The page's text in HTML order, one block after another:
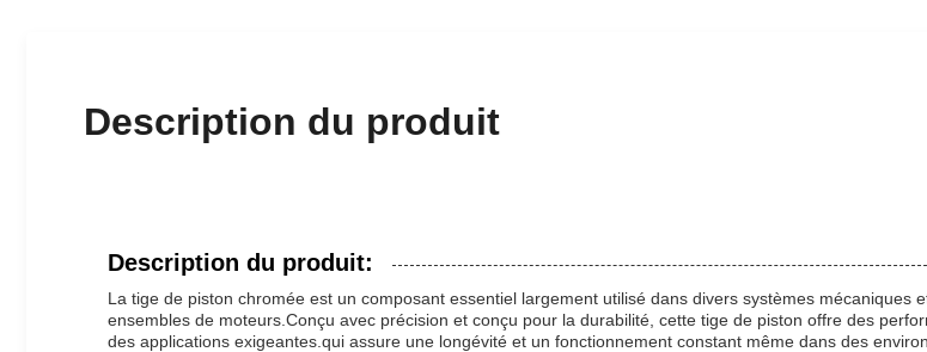
Description du produit
Description du produit:
La tige de piston chromée est un composant essentiel largement utilisé dans divers systèmes
ensembles de moteurs.Conçu avec précision et conçu pour la durabilité, cette tige de piston offre des
des applications exigeantes.qui assure une longévité et un fonctionnement constant même dans des